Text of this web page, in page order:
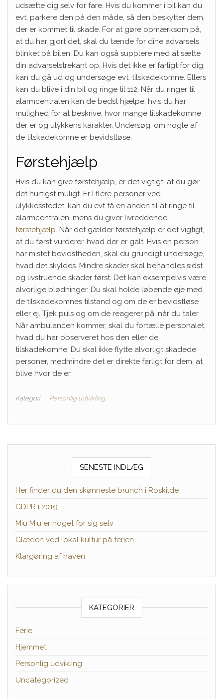
udsætte dig selv for fare. Hvis du kommer i bil kan du
evt. parkere den på den måde, så den beskytter dem,
der er kommet til skade. For at gøre opmærksom på,
at du har gjort det, skal du tænde for dine advarsels
blinket på bilen. Du kan også supplere med at sætte
din advarselstrekant op. Hvis det ikke er farligt for dig,
kan du gå ud og undersøge evt. tilskadekomne. Ellers
kan du blive i din bil og ringe til 112. Når du ringer til
alarmcentralen kan de bedst hjælpe, hvis du har
mulighed for at beskrive, hvor mange tilskadekomne
der er og ulykkens karakter. Undersøg, om nogle af
de tilskadekomne er bevidstløse.
Førstehjælp
Hvis du kan give førstehjælp, er det vigtigt, at du gør
det hurtigst muligt. Er I flere personer ved
ulykkesstedet, kan du evt få en anden til at ringe til
alarmcentralen, mens du giver livreddende
førstehjælp. Når det gælder førstehjælp er det vigtigt,
at du først vurderer, hvad der er galt. Hvis en person
har mistet bevidstheden, skal du grundigt undersøge,
hvad det skyldes. Mindre skader skal behandles sidst
og livstruende skader først. Det kan eksempelvis være
alvorlige blødninger. Du skal holde løbende øje med
de tilskadekomnes tilstand og om de er bevidstløse
eller ej. Tjek puls og om de reagerer på, når du taler.
Når ambulancen kommer, skal du fortælle personalet,
hvad du har observeret hos den eller de
tilskadekomne. Du skal ikke flytte alvorligt skadede
personer, medmindre det er direkte farligt for dem, at
blive hvor de er.
Kategori Personlig udvikling
SENESTE INDLÆG
Her finder du den skønneste brunch i Roskilde
GDPR i 2019
Miu Miu er noget for sig selv
Glæden ved lokal kultur på ferien
Klargøring af haven
KATEGORIER
Ferie
Hjemmet
Personlig udvikling
Uncategorized